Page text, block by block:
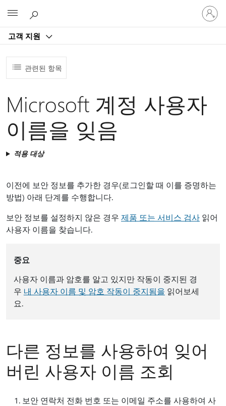
고객 지원
귀
하
계
관련된 항목
Microsoft 계정 사용자
이름을 잊음
적용 대상
이전에 보안 정보를 추가한 경우(로그인할 때 이를 증명하는
방법) 아래 단계를 수행합니다.
보안 정보를 설정하지 않은 경우 제품 또는 서비스 검사 읽어
사용자 이름을 찾습니다.
중요
사용자 이름과 암호를 알고 있지만 작동이 중지된 경
우 내 사용자 이름 및 암호 작동이 중지됨을 읽어보세
요.
다른 정보를 사용하여 잊어
버린 사용자 이름 조회
보안 연락처 전화 번호 또는 이메일 주소를 사용하여 사